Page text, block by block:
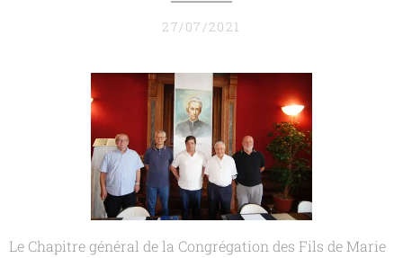
27/07/2021
Le Chapitre général de la Congrégation des Fils de Marie